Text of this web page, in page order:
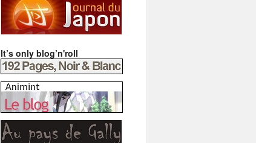
It’s only blog’n'roll